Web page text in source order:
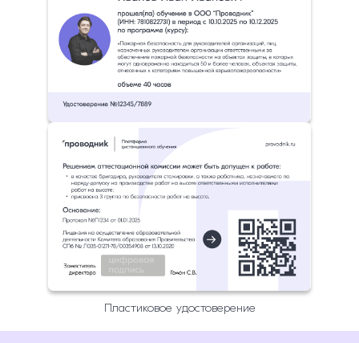
Пластиковое удостоверение